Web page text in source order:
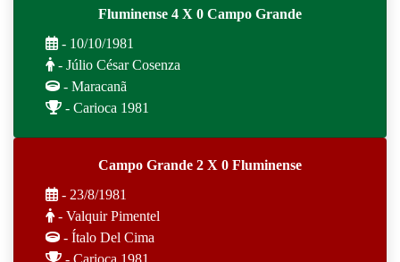
Fluminense 4 X 0 Campo Grande
- 10/10/1981
- Júlio César Cosenza
- Maracanã
- Carioca 1981
Campo Grande 2 X 0 Fluminense
- 23/8/1981
- Valquir Pimentel
- Ítalo Del Cima
- Carioca 1981